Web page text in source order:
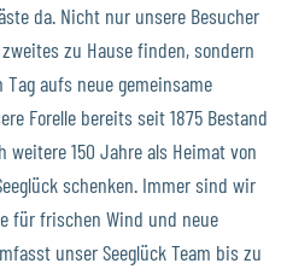
da. Nicht nur unsere Besucher
zu Hause finden, sondern
aufs neue gemeinsame
Forelle bereits seit 1875 Bestand
150 Jahre als Heimat von
schenken. Immer sind wir
für frischen Wind und neue
unser Seeglück Team bis zu